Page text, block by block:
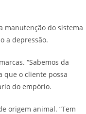
manutenção do sistema
a depressão.
“Sabemos da
que o cliente possa
do empório.
origem animal. “Tem